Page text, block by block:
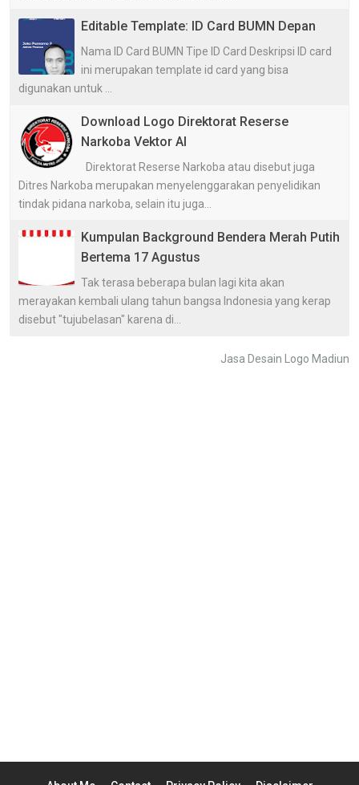
Editable Template: ID Card BUMN Depan
Nama ID Card BUMN Tipe ID Card Deskripsi ID card
ini merupakan template id card yang bisa
digunakan untuk ...
Download Logo Direktorat Reserse
Narkoba Vektor AI
Direktorat Reserse Narkoba atau disebut juga
Ditres Narkoba merupakan menyelenggarakan penyelidikan
tindak pidana narkoba, selain itu juga...
Kumpulan Background Bendera Merah Putih
Bertema 17 Agustus
Tak terasa beberapa bulan lagi kita akan
merayakan kembali ulang tahun bangsa Indonesia yang kerap
disebut "tujubelasan" karena di...
Jasa Desain Logo Madiun